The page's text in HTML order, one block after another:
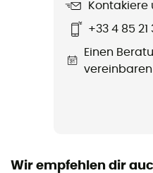
Wasserdichtigkeit
Kontakiere
+33 4 85 21
Einen
vereinbaren
Wir empfehlen dir